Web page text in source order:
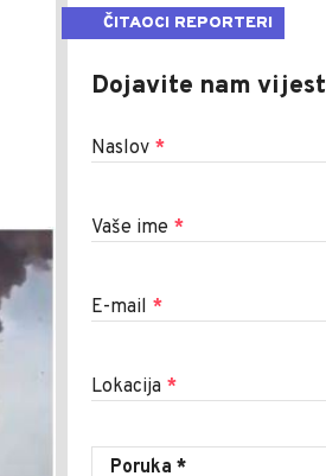
ČITAOCI REPORTERI
Dojavite nam vijest
Naslov *
Vaše ime *
E-mail *
Lokacija *